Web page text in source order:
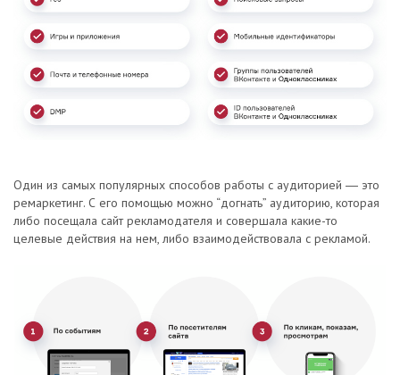
Один из самых популярных способов работы с аудиторией ― это
ремаркетинг. С его помощью можно “догнать” аудиторию, которая
либо посещала сайт рекламодателя и совершала какие-то
целевые действия на нем, либо взаимодействовала с рекламой.